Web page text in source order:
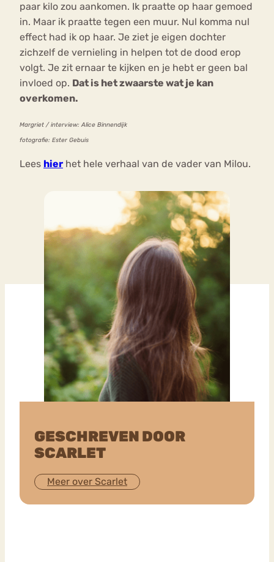
paar kilo zou aankomen. Ik praatte op haar gemoed
in. Maar ik praatte tegen een muur. Nul komma nul
effect had ik op haar. Je ziet je eigen dochter
zichzelf de vernieling in helpen tot de dood erop
volgt. Je zit ernaar te kijken en je hebt er geen bal
invloed op. Dat is het zwaarste wat je kan
overkomen.
Margriet / interview: Alice Binnendijk
fotografie: Ester Gebuis
Lees hier het hele verhaal van de vader van Milou.
GESCHREVEN DOOR
SCARLET
Meer over Scarlet